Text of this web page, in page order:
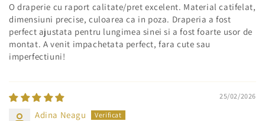
O draperie cu raport calitate/pret excelent. Material catifelat,
dimensiuni precise, culoarea ca in poza. Draperia a fost
perfect ajustata pentru lungimea sinei si a fost foarte usor de
montat. A venit impachetata perfect, fara cute sau
imperfectiuni!
25/02/2026
Adina Neagu